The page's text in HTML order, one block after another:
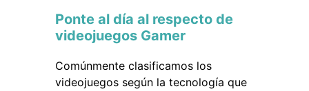
Ponte al día al respecto de
videojuegos Gamer
Comúnmente clasificamos los
videojuegos según la tecnología que